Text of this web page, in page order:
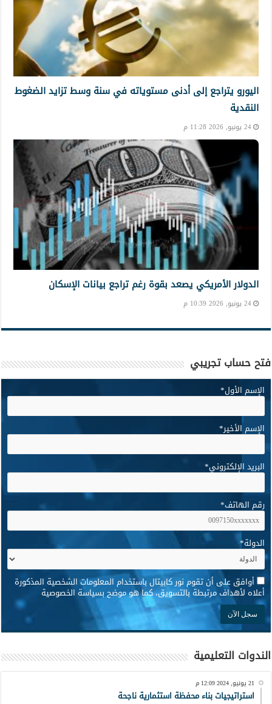
اليورو يتراجع إلى أدنى مستوياته في سنة وسط تزايد الضغوط
النقدية
24 يونيو, 2026 11:28 م
الدولار الأمريكي يصعد بقوة رغم تراجع بيانات الإسكان
24 يونيو, 2026 10:39 م
فتح حساب تجريبي
الإسم الأول*
الإسم الأخير*
البريد الإلكتروني*
رقم الهاتف*
الدولة*
* أوافق على أن تقوم نور كابيتال باستخدام المعلومات الشخصية المذكورة
أعلاه لأهداف مرتبطة بالتسويق، كما هو موضح بسياسة الخصوصية
الندوات التعليمية
21 يونيو, 2024 12:09 م
استراتيجيات بناء محفظة استثمارية ناجحة